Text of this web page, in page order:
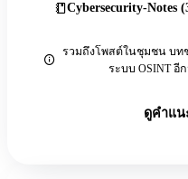
Cybersecurity-Notes
รวมถึงโพสต์ในชุมชน บท
ระบบ OSINT อี
ดูคำแน